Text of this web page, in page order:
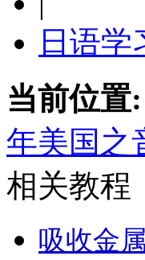
日语学
当前位置:
年美国之
相关教程
吸收金